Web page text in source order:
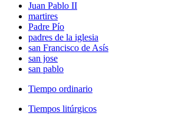
Juan Pablo II
martires
Padre Pío
padres de la iglesia
san Francisco de Asís
san jose
san pablo
Tiempo ordinario
Tiempos litúrgicos